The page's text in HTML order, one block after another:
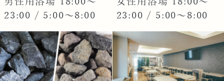
男性用浴場 18:00～
23:00 / 5:00～8:00
女性用浴場 18:00～
23:00 / 5:00～8:00